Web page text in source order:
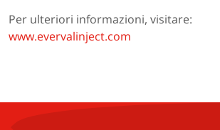
Per ulteriori informazioni, visitare:
www.evervalinject.com